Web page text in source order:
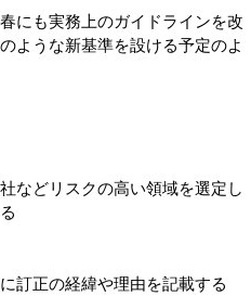
にも実務上のガイドラインを改
ような新基準を設ける予定のよ
などリスクの高い領域を選定し
訂正の経緯や理由を記載する